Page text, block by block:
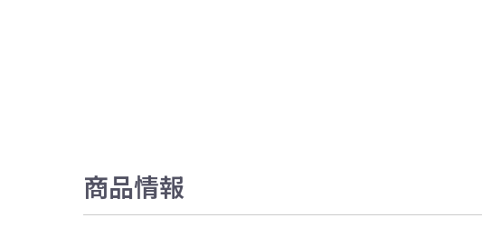
商品情報